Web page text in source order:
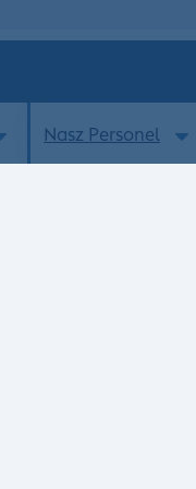
Nasz Personel